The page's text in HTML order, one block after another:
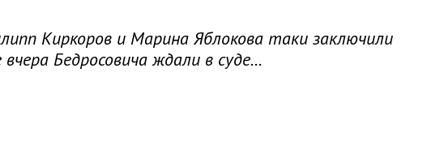
Киркоров и Марина Яблокова таки заключили
Бедросовича ждали в суде...